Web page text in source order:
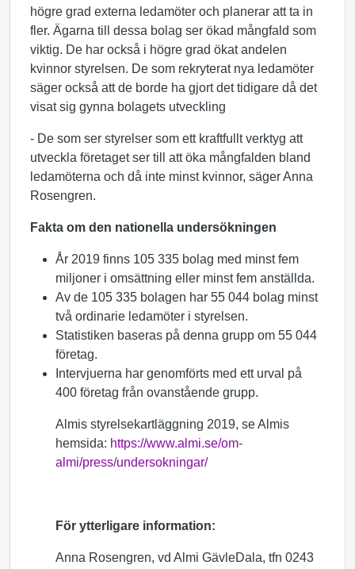
högre grad externa ledamöter och planerar att ta in
fler. Ägarna till dessa bolag ser ökad mångfald som
viktig. De har också i högre grad ökat andelen
kvinnor styrelsen. De som rekryterat nya ledamöter
säger också att de borde ha gjort det tidigare då det
visat sig gynna bolagets utveckling
- De som ser styrelser som ett kraftfullt verktyg att
utveckla företaget ser till att öka mångfalden bland
ledamöterna och då inte minst kvinnor, säger Anna
Rosengren.
Fakta om den nationella undersökningen
År 2019 finns 105 335 bolag med minst fem
miljoner i omsättning eller minst fem anställda.
Av de 105 335 bolagen har 55 044 bolag minst
två ordinarie ledamöter i styrelsen.
Statistiken baseras på denna grupp om 55 044
företag.
Intervjuerna har genomförts med ett urval på
400 företag från ovanstående grupp.
Almis styrelsekartläggning 2019, se Almis
hemsida: https://www.almi.se/om-
almi/press/undersokningar/
För ytterligare information:
Anna Rosengren, vd Almi GävleDala, tfn 0243